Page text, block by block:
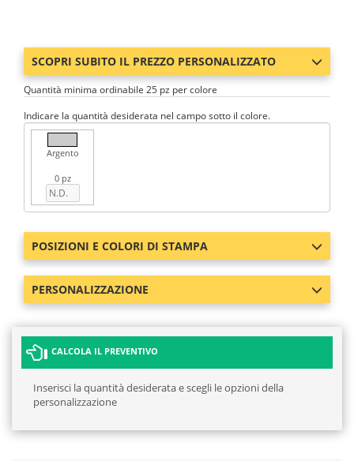
SCOPRI SUBITO IL PREZZO PERSONALIZZATO
Quantità minima ordinabile 25 pz per colore
Indicare la quantità desiderata nel campo sotto il colore.
Argento
0 pz
POSIZIONI E COLORI DI STAMPA
PERSONALIZZAZIONE
CALCOLA IL PREVENTIVO
Inserisci la quantità desiderata e scegli le opzioni della
personalizzazione